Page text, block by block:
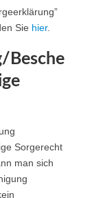
Sie hier.
Besche
Sorgerecht
man sich